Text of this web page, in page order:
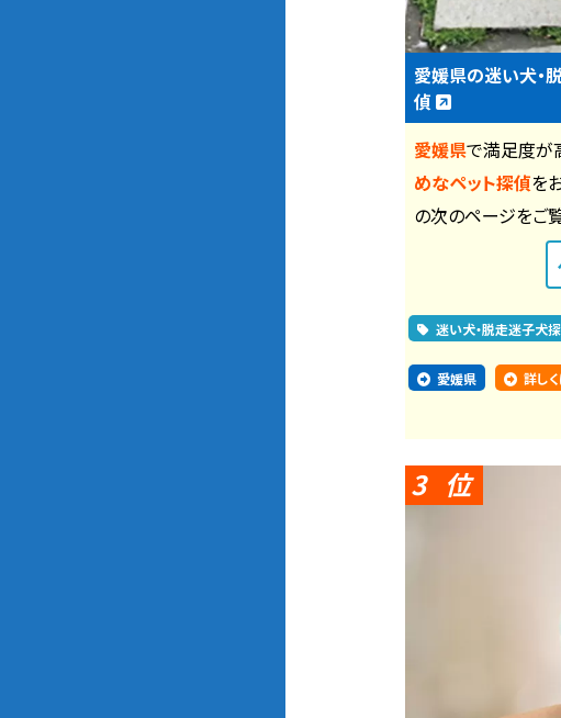
愛媛県の迷い犬・
偵
愛媛県で満足度が
めなペット探偵を
の次のページをご
迷い犬・脱走迷子犬
愛媛県 詳し
3